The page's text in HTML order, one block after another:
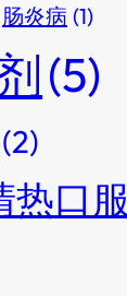
肠炎病 (1)
(5)
(2)
热口服